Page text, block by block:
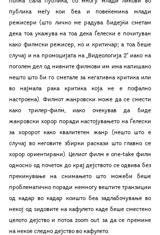
публика меѓу кои беа и повеќемина млади
режисери (што лично ме радува бидејќи сметам
дека тоа укажува на тоа дека Ѓелески е почитуван
како филмски режисер, но и критичар; а тоа беше
случај и на промоцијата на „Видеологија 2“ иако на
поголем дел од нивните филмови им има напишано
нешто што би го сметале за негативна критика или
во најмала рака критика која не е пофално
настроена). Филмот жанровски може да се смести
како трилер-филм, иако очекував да биде
жанровски хорор поради настојувањето на Ѓелески
за хоророт како квалитетен жанр (нешто што е
случај во неговите збирки раскази што главно се
хорор ориентирани). Целиот филм е one-take филм
односно од почеток до крај дејството се одвива без
прекинување на снимањето што можеби беше
проблематично поради немногу вештите транзиции
од кадар во кадар коишто беа задлабочување во
некој од ѕидовите на кафулето каде беше сместено
целото дејство и потоа zoom out за да се премине
на некое следно дејство во кафулето.